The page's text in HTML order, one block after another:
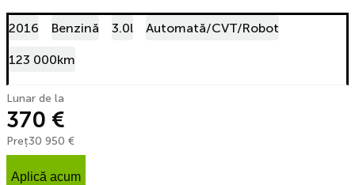
2016 Benzină 3.0l Automată/CVT/Robot
123 000km
Lunar de la
370 €
Preț30 950 €
Aplică acum